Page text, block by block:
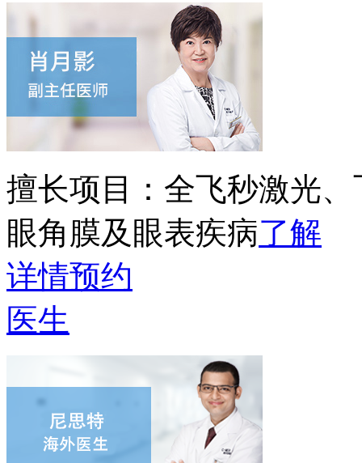
擅长项目： 全飞秒激光
眼角膜及眼表疾病了解
详情预约
医生